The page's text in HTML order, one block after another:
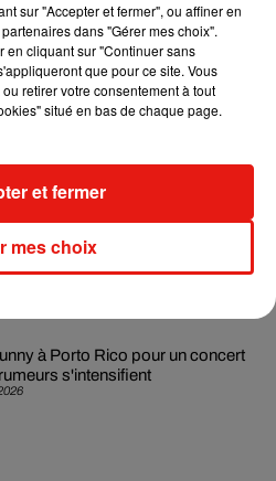
à Guadalajara
Pausini : retour confirmé à l'Accor
Paris
à Porto Rico pour un concert
s'intensifient
sur "Accepter et fermer", ou affiner en
dans "Gérer mes choix".
en cliquant sur "Continuer sans
que pour ce site. Vous
retirer votre consentement à tout
situé en bas de chaque page.
mes choix
et fermer